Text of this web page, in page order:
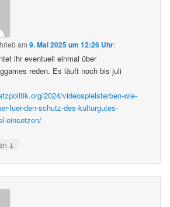
am9. Mai 2025 um 12:26 Uhr:
ihr eventuell einmal über
reden. Es läuft noch bis juli
2024/videospielsterben-wie-
fuer-den-schutz-des-kulturgutes-
einsetzen/
↓